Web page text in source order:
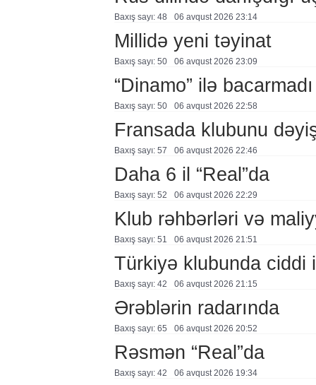
Baxış sayı: 48 06 avqust 2026 23:14
Millidə yeni təyinat
Baxış sayı: 50 06 avqust 2026 23:09
“Dinamo” ilə bacarmadı
Baxış sayı: 50 06 avqust 2026 22:58
Fransada klubunu
Baxış sayı: 57 06 avqust 2026 22:46
Daha 6 il “Real”da
Baxış sayı: 52 06 avqust 2026 22:29
Klub rəhbərləri və
Baxış sayı: 51 06 avqust 2026 21:51
Türkiyə klubunda ciddi
Baxış sayı: 42 06 avqust 2026 21:15
Ərəblərin radarında
Baxış sayı: 65 06 avqust 2026 20:52
Rəsmən “Real”da
Baxış sayı: 42 06 avqust 2026 19:34